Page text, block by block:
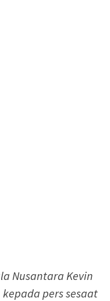
Nusantara Kevin
pers sesaat